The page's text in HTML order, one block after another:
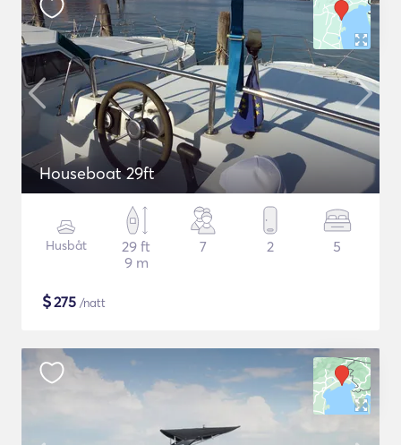
Houseboat 29ft
Husbåt
29 ft
9 m
7 2 5
$275 /natt